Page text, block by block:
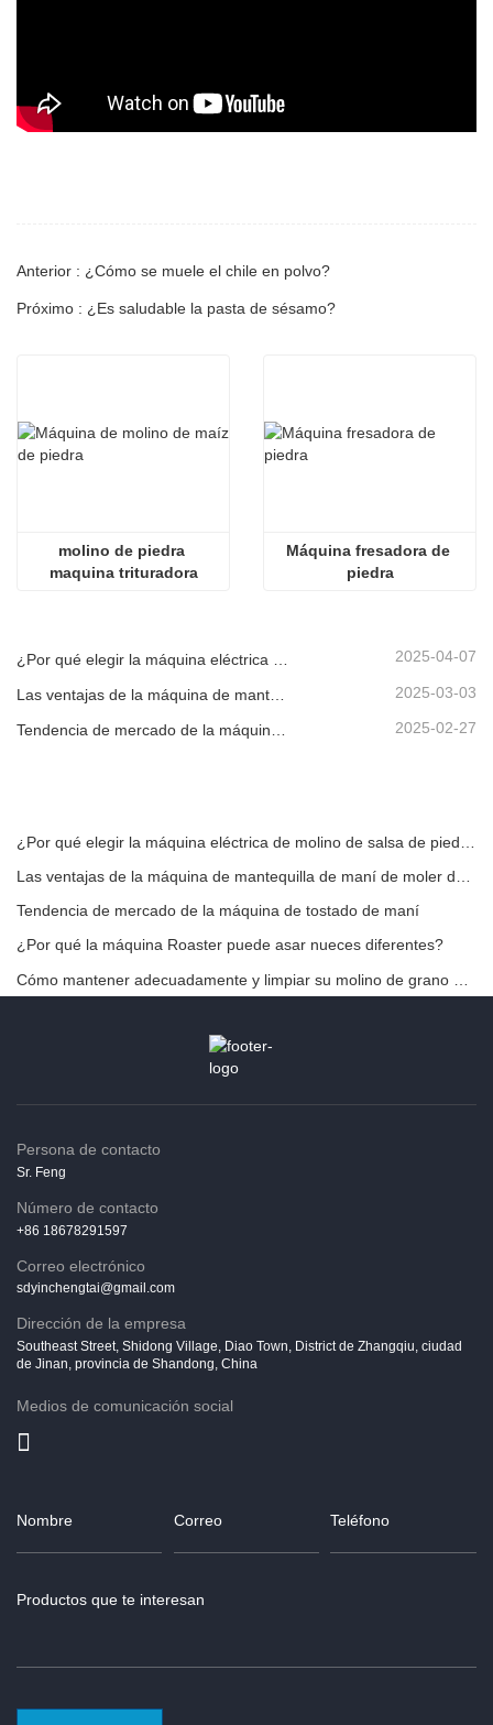
Anterior : ¿Cómo se muele el chile en polvo?
Próximo : ¿Es saludable la pasta de sésamo?
molino de piedra
maquina trituradora
Máquina fresadora de
piedra
2025-04-07
2025-03-03
Tendencia de mercado de la máquina de tostado de maní 2025-02-27
Tendencia de mercado de la máquina de tostado de maní
¿Por qué la máquina Roaster puede asar nueces diferentes?
Persona de contacto
Sr. Feng
Número de contacto
+86 18678291597
Correo electrónico
sdyinchengtai@gmail.com
Dirección de la empresa
Southeast Street, Shidong Village, Diao Town, District de Zhangqiu, ciudad
de Jinan, provincia de Shandong, China
Medios de comunicación social